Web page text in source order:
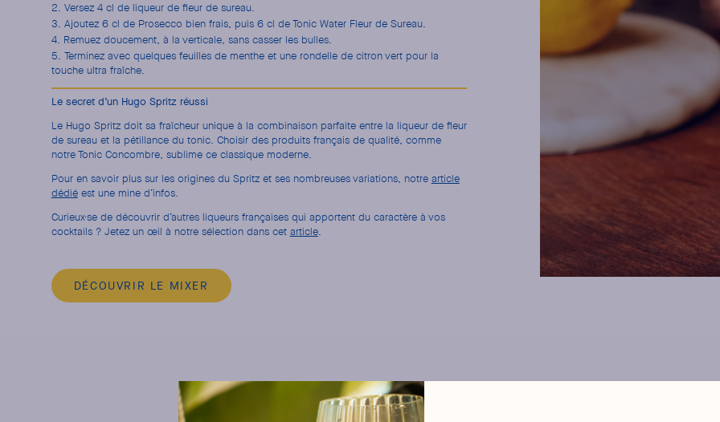
Versez 4 cl de liqueur de fleur de sureau.
Ajoutez 6 cl de Prosecco bien frais, puis 6 cl de Tonic Water Fleur de Sureau.
Remuez doucement, à la verticale, sans casser les bulles.
Terminez avec quelques feuilles de menthe et une rondelle de citron vert pour la
touche ultra fraîche.
Le secret d’un Hugo Spritz réussi
Le Hugo Spritz doit sa fraîcheur unique à la combinaison parfaite entre la liqueur de fleur
de sureau et la pétillance du tonic. Choisir des produits français de qualité, comme
notre Tonic Concombre, sublime ce classique moderne.
Pour en savoir plus sur les origines du Spritz et ses nombreuses variations, notre article
dédiéest une mine d’infos.
Curieux·se de découvrir d’autres liqueurs françaises qui apportent du caractère à vos
cocktails ? Jetez un œil à notre sélection dans cet article.
DÉCOUVRIR LE MIXER